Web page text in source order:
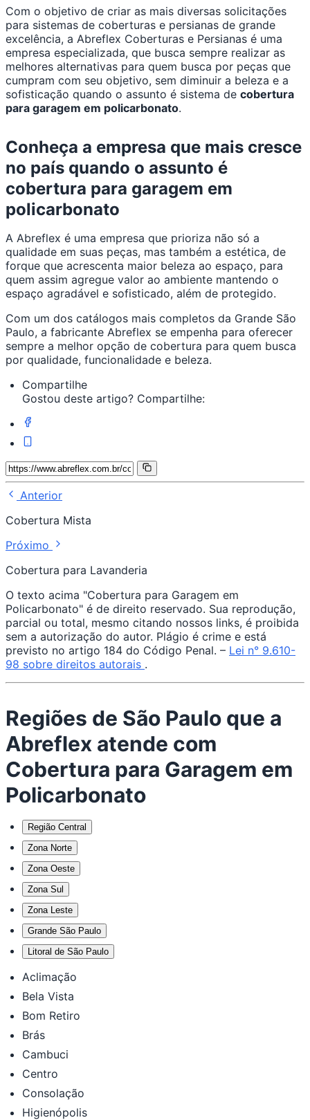
Com o objetivo de criar as mais diversas solicitações
para sistemas de coberturas e persianas de grande
excelência, a Abreflex Coberturas e Persianas é uma
empresa especializada, que busca sempre realizar as
melhores alternativas para quem busca por peças que
cumpram com seu objetivo, sem diminuir a beleza e a
sofisticação quando o assunto é sistema de cobertura
para garagem em policarbonato.
Conheça a empresa que mais cresce
no país quando o assunto é
cobertura para garagem em
policarbonato
A Abreflex é uma empresa que prioriza não só a
qualidade em suas peças, mas também a estética, de
forque que acrescenta maior beleza ao espaço, para
quem assim agregue valor ao ambiente mantendo o
espaço agradável e sofisticado, além de protegido.
Com um dos catálogos mais completos da Grande São
Paulo, a fabricante Abreflex se empenha para oferecer
sempre a melhor opção de cobertura para quem busca
por qualidade, funcionalidade e beleza.
Compartilhe
Gostou deste artigo? Compartilhe:
Anterior
Cobertura Mista
Próximo
Cobertura para Lavanderia
O texto acima "Cobertura para Garagem em
Policarbonato" é de direito reservado. Sua reprodução,
parcial ou total, mesmo citando nossos links, é proibida
sem a autorização do autor. Plágio é crime e está
previsto no artigo 184 do Código Penal. – Lei n° 9.610-
98 sobre direitos autorais .
Regiões de São Paulo que a
Abreflex atende com
Cobertura para Garagem em
Policarbonato
Região Central
Zona Norte
Zona Oeste
Zona Sul
Zona Leste
Grande São Paulo
Litoral de São Paulo
Aclimação
Bela Vista
Bom Retiro
Brás
Cambuci
Centro
Consolação
Higienópolis